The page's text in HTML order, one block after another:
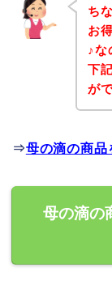
ち
お
♪な
下
が
⇒母の滴の商品
母の滴の